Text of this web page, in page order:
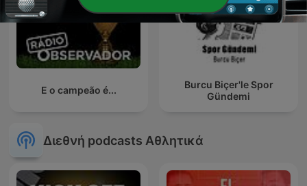
E o campeão é...
Burcu Biçer'le Spor
Gündemi
Διεθνή podcasts Αθλητικά